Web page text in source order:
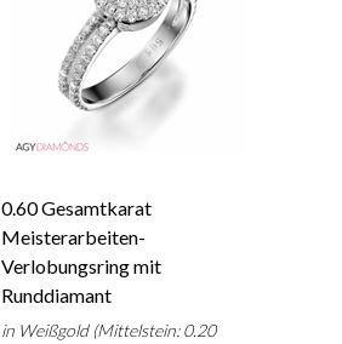
0.60 Gesamtkarat
Meisterarbeiten-
Verlobungsring mit
Runddiamant
in Weißgold (Mittelstein: 0.20